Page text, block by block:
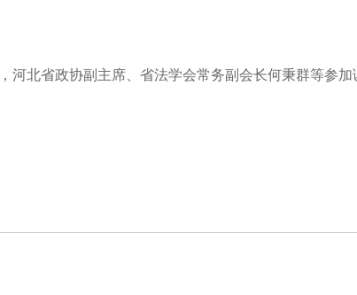
河北省政协副主席、省法学会常务副会长何秉群等参加